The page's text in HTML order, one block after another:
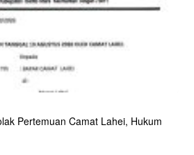
Pertemuan Camat Lahei, Hukum